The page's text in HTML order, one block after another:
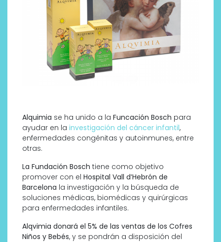
Alquimia se ha unido a la Funcación Bosch para
ayudar en la investigación del cáncer infantil,
enfermedades congénitas y autoinmunes, entre
otras.
La Fundación Bosch tiene como objetivo
promover con el Hospital Vall d’Hebrón de
Barcelona la investigación y la búsqueda de
soluciones médicas, biomédicas y quirúrgicas
para enfermedades infantiles.
Alqvimia donará el 5% de las ventas de los Cofres
Niños y Bebés, y se pondrán a disposición del